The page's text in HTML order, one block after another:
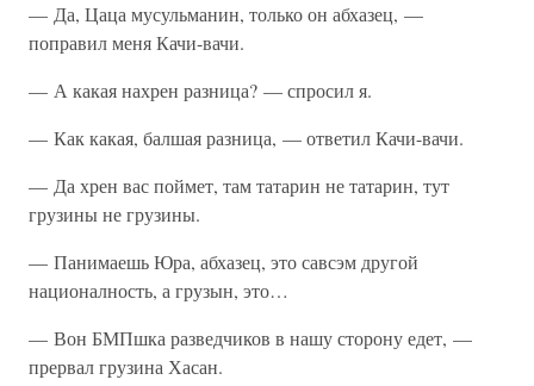
— Да, Цаца мусульманин, только он абхазец, —
поправил меня Качи-вачи.
— А какая нахрен разница? — спросил я.
— Как какая, балшая разница, — ответил Качи-вачи.
— Да хрен вас поймет, там татарин не татарин, тут
грузины не грузины.
— Панимаешь Юра, абхазец, это савсэм другой
националность, а грузын, это…
— Вон БМПшка разведчиков в нашу сторону едет, —
прервал грузина Хасан.